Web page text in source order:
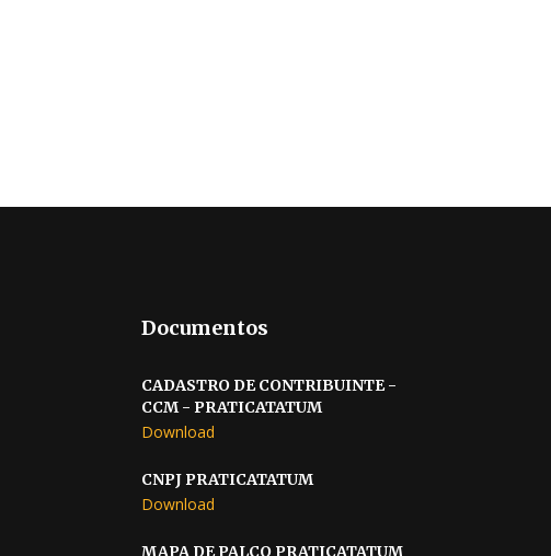
Documentos
CADASTRO DE CONTRIBUINTE -
CCM - PRATICATATUM
Download
CNPJ PRATICATATUM
Download
MAPA DE PALCO PRATICATATUM